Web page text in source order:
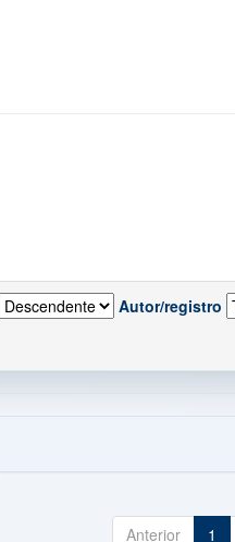
Autor/registro
Anterior 1